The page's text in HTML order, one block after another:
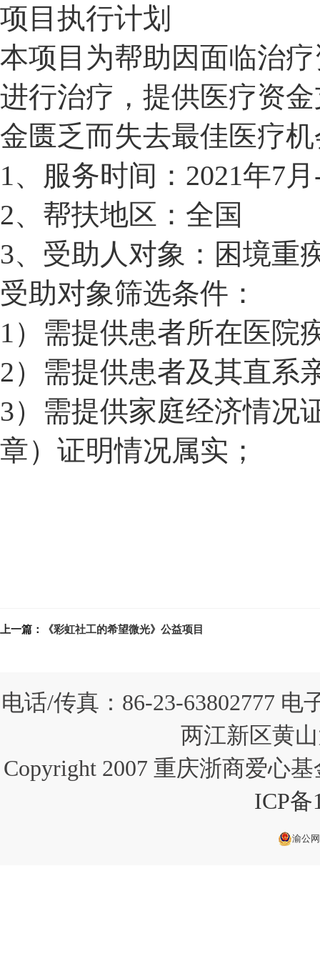
项目执行计划
本项目为帮助因面临治
进行治疗，提供医疗资
金匮乏而失去最佳医疗
1、 服务时间： 2021年7月
2、帮扶地区：全国
3、受助人对象：困境重
受助对象筛选条件：
1 ）需提供患者所在医院
2）需提供患者及其直系
3）需提供家庭经济情况
章）证明情况属实；
上一篇： 《彩虹社工的希望微光》公益项目
电话/传真：86-23-63802777 电
两江新区黄
Copyright 2007 重庆浙商爱心
ICP备
渝公